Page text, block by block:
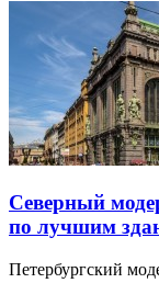
Северный
по лучшим
Петербургский